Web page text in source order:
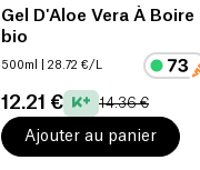
Gel D'Aloe Vera À Boire
bio
500ml | 28.72 €/L
12.21 € 14.36 €
Ajouter au panier